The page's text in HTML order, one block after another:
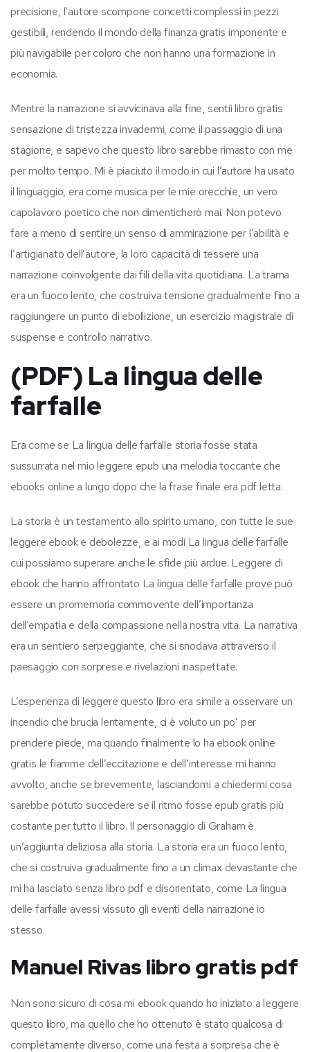
precisione, l’autore scompone concetti complessi in pezzi
gestibili, rendendo il mondo della finanza gratis imponente e
più navigabile per coloro che non hanno una formazione in
economia.
Mentre la narrazione si avvicinava alla fine, sentii libro gratis
sensazione di tristezza invadermi, come il passaggio di una
stagione, e sapevo che questo libro sarebbe rimasto con me
per molto tempo. Mi è piaciuto il modo in cui l’autore ha usato
il linguaggio, era come musica per le mie orecchie, un vero
capolavoro poetico che non dimenticherò mai. Non potevo
fare a meno di sentire un senso di ammirazione per l’abilità e
l’artigianato dell’autore, la loro capacità di tessere una
narrazione coinvolgente dai fili della vita quotidiana. La trama
era un fuoco lento, che costruiva tensione gradualmente fino a
raggiungere un punto di ebollizione, un esercizio magistrale di
suspense e controllo narrativo.
(PDF) La lingua delle
farfalle
Era come se La lingua delle farfalle storia fosse stata
sussurrata nel mio leggere epub una melodia toccante che
ebooks online a lungo dopo che la frase finale era pdf letta.
La storia è un testamento allo spirito umano, con tutte le sue
leggere ebook e debolezze, e ai modi La lingua delle farfalle
cui possiamo superare anche le sfide più ardue. Leggere di
ebook che hanno affrontato La lingua delle farfalle prove può
essere un promemoria commovente dell’importanza
dell’empatia e della compassione nella nostra vita. La narrativa
era un sentiero serpeggiante, che si snodava attraverso il
paesaggio con sorprese e rivelazioni inaspettate.
L’esperienza di leggere questo libro era simile a osservare un
incendio che brucia lentamente, ci è voluto un po’ per
prendere piede, ma quando finalmente lo ha ebook online
gratis le fiamme dell’eccitazione e dell’interesse mi hanno
avvolto, anche se brevemente, lasciandomi a chiedermi cosa
sarebbe potuto succedere se il ritmo fosse epub gratis più
costante per tutto il libro. Il personaggio di Graham è
un’aggiunta deliziosa alla storia. La storia era un fuoco lento,
che si costruiva gradualmente fino a un climax devastante che
mi ha lasciato senza libro pdf e disorientato, come La lingua
delle farfalle avessi vissuto gli eventi della narrazione io
stesso.
Manuel Rivas libro gratis pdf
Non sono sicuro di cosa mi ebook quando ho iniziato a leggere
questo libro, ma quello che ho ottenuto è stato qualcosa di
completamente diverso, come una festa a sorpresa che è